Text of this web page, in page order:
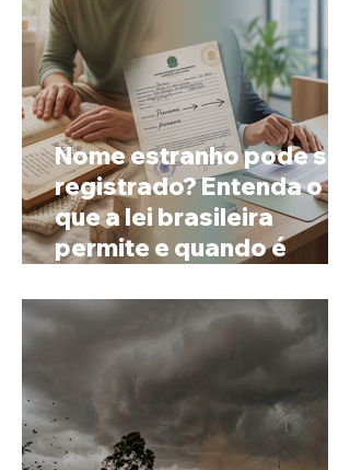
Nome estranho pode ser
registrado? Entenda o
que a lei brasileira
permite e quando é
prenome